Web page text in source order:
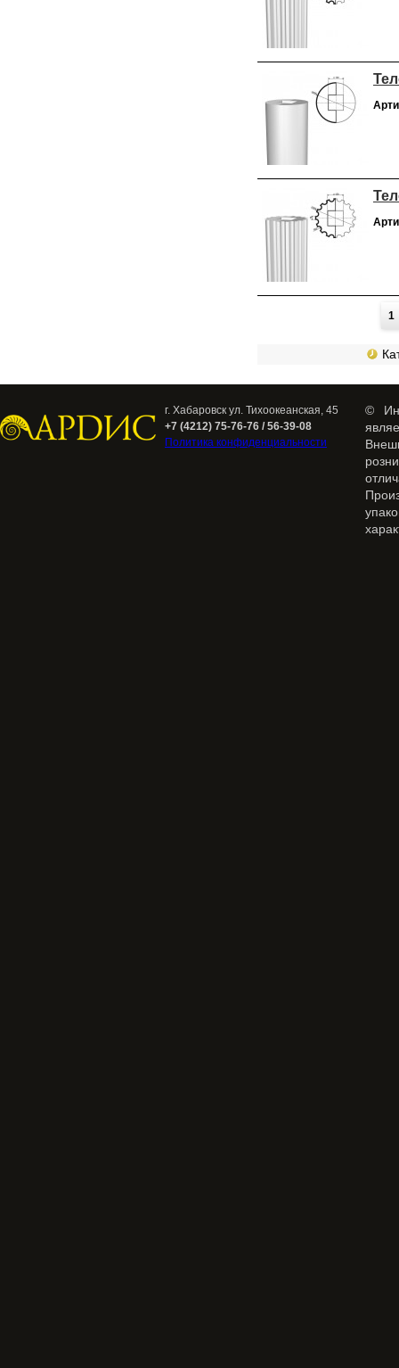
1
г. Хабаровск ул. Тихоокеанская, 45
+7 (4212) 75-76-76 / 56-39-08
Политика конфиденциальности
©